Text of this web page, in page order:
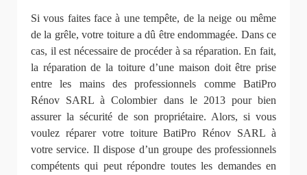
Si vous faites face à une tempête, de la neige ou même
de la grêle, votre toiture a dû être endommagée. Dans ce
cas, il est nécessaire de procéder à sa réparation. En fait,
la réparation de la toiture d’une maison doit être prise
entre les mains des professionnels comme BatiPro
Rénov SARL à Colombier dans le 2013 pour bien
assurer la sécurité de son propriétaire. Alors, si vous
voulez réparer votre toiture BatiPro Rénov SARL à
votre service. Il dispose d’un groupe des professionnels
compétents qui peut répondre toutes les demandes en